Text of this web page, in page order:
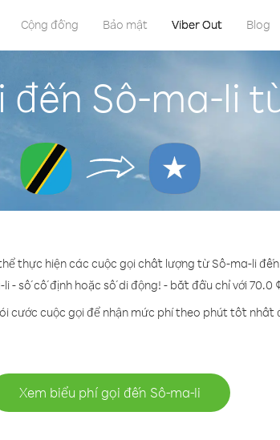
Cộng đồng Bảo mật Viber Out Blog
Sô-ma-li
thực hiện các cuộc gọi chất lượng từ Sô-ma-li
- số cố định hoặc số di động! - bắt đầu chỉ với 70.0
cước cuộc gọi để nhận mức phí theo phút tốt nhất
Xem biểu phí gọi đến Sô-ma-li